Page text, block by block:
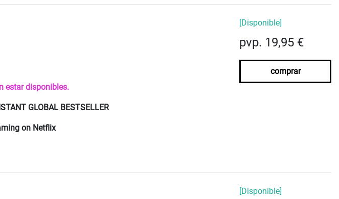
estar disponibles.
GLOBAL BESTSELLER
on Netflix
[Disponible]
pvp. 19,95 €
comprar
[Disponible]